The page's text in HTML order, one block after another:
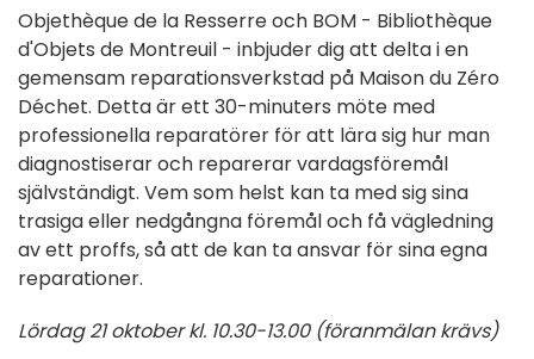
Objethèque de la Resserre och BOM - Bibliothèque
d'Objets de Montreuil - inbjuder dig att delta i en
gemensam reparationsverkstad på Maison du Zéro
Déchet. Detta är ett 30-minuters möte med
professionella reparatörer för att lära sig hur man
diagnostiserar och reparerar vardagsföremål
självständigt. Vem som helst kan ta med sig sina
trasiga eller nedgångna föremål och få vägledning
av ett proffs, så att de kan ta ansvar för sina egna
reparationer.
Lördag 21 oktober kl. 10.30-13.00 (föranmälan krävs)